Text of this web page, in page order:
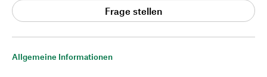
Allgemeine Informationen
Frage stellen